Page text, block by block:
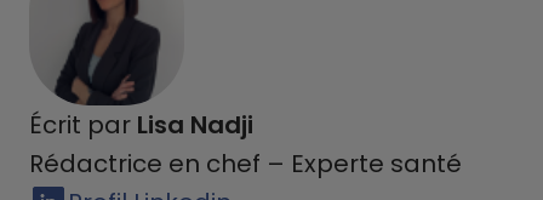
Écrit par Lisa Nadji
Rédactrice en chef – Experte santé